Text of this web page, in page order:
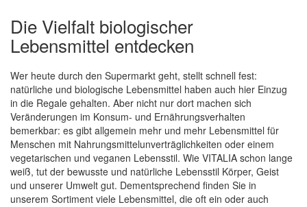
Die Vielfalt biologischer
Lebensmittel entdecken
Wer heute durch den Supermarkt geht, stellt schnell fest:
natürliche und biologische Lebensmittel haben auch hier Einzug
in die Regale gehalten. Aber nicht nur dort machen sich
Veränderungen im Konsum- und Ernährungsverhalten
bemerkbar: es gibt allgemein mehr und mehr Lebensmittel für
Menschen mit Nahrungsmittelunverträglichkeiten oder einem
vegetarischen und veganen Lebensstil. Wie VITALIA schon lange
weiß, tut der bewusste und natürliche Lebensstil Körper, Geist
und unserer Umwelt gut. Dementsprechend finden Sie in
unserem Sortiment viele Lebensmittel, die oft ein oder auch